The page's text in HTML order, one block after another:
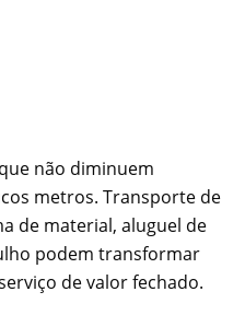
não diminuem
metros. Transporte de
de material, aluguel de
podem transformar
de valor fechado.